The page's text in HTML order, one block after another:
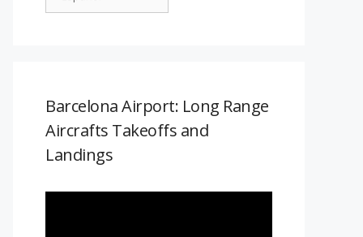
Barcelona Airport: Long Range
Aircrafts Takeoffs and
Landings